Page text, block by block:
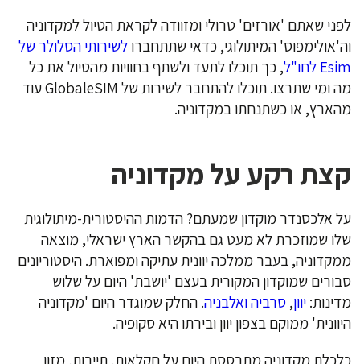
לפני שאתם 'אורזים' טרולי ומזוודה לקראת הטיול למקדוניה
וה'אולימפוס' המיתולוגי, כדאי שתתחברולשירותי הסלולר של
Esim לחו"ל
, כך תוכלו לתעד ולשתף בחוויות מהטיול את כל
מה ומי שתרצו. תוכלו להתחבר לשירות של GlobaleSIM עוד
מהארץ, או כשתנחתו במקדוניה.
קצת רקע על מקדוניה
על אלכסנדר מוקדון שמעתם? הדמות ההיסטורית-מיתולוגית
שלו שמוזכרת לא מעט גם בהקשר הארץ ישראלי, מוצאה
ממקדוניה, בעבר ממלכה יוונית עתיקה ומפוארת. היסטוריונים
סבורים שמוקדון המקורית בעצם 'יושבת' היום על שלוש
מדינות:יוון,סרביהואלבניה. החלק שמוגדר היום 'מקדוניה
היוונית' ממוקם בצפון יוון ובירתו היא סקופיה.